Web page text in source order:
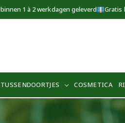
binnen 1 à 2 werkdagen geleverd Gratis
TUSSENDOORTJES COSMETICA